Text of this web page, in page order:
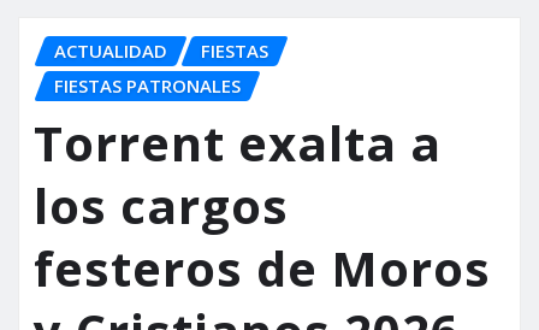
ACTUALIDAD
FIESTAS
FIESTAS PATRONALES
Torrent exalta a
los cargos
festeros de Moros